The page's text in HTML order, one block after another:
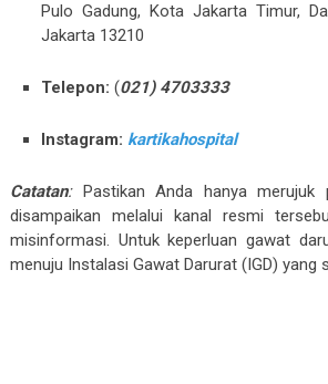
Pulo Gadung, Kota Jakarta Timur,
Jakarta 13210
Telepon: (021) 4703333
Instagram: kartikahospital
Catatan:Pastikan Anda hanya merujuk
disampaikan melalui kanal resmi
misinformasi. Untuk keperluan gawat
menuju Instalasi Gawat Darurat (IGD) yang